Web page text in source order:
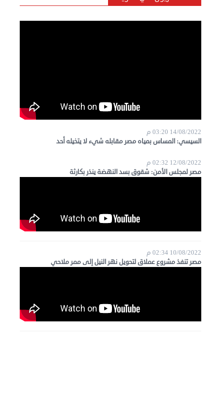
14/08/2022 03:20 م
السيسي: المساس بمياه مصر مقابله شيء لا يتخيله أحد
12/08/2022 02:32 م
مصر لمجلس الأمن: شقوق بسد النهضة ينذر بكارثة
10/08/2022 02:34 م
مصر تنفذ مشروع عملاق لتحويل نهر النيل إلى ممر ملاحي